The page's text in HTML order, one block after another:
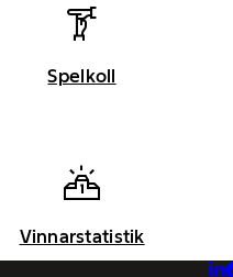
Spelkoll
Vinnarstatistik